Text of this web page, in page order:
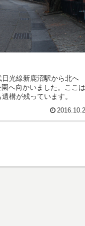
光線新鹿沼駅から北へ
へ向かいました。ここは
構が残っています。